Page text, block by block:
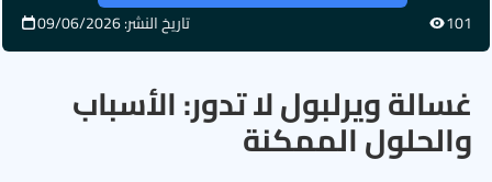
101 تاريخ النشر: 09/06/2026
غسالة ويرلبول لا تدور: الأسباب
والحلول الممكنة